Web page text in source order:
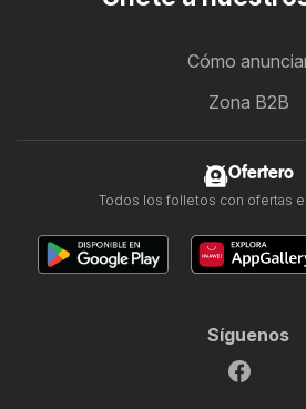
Cómo
Zona B2B
Ofertero
Todos los folletos con ofertas
Síguenos